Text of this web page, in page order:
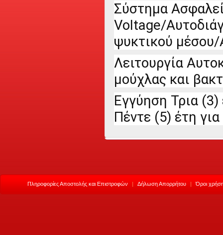
Σύστημα
Voltage/
ψυκτικού
Λειτουργία
μούχλας και
Εγγύηση Τρια (3)
Πέντε (5) έτη
Πληροφορίες Αποστολής και Επιστροφών | Δήλωση Απορρήτου | Όροι